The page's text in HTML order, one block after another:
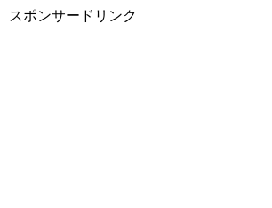
スポンサードリンク